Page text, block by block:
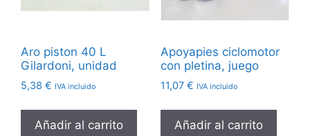
Aro piston 40 L
Gilardoni, unidad
5,38 € IVA incluido
Añadir al carrito
Apoyapies ciclomotor
con pletina, juego
11,07 € IVA incluido
Añadir al carrito